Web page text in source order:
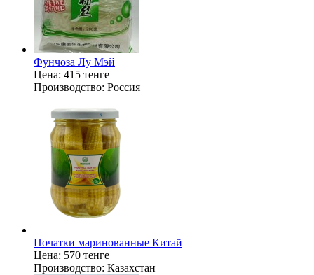
Фунчоза Лу Мэй
Цена: 415 тенге
Производство: Россия
Початки маринованные Китай
Цена: 570 тенге
Производство: Казахстан